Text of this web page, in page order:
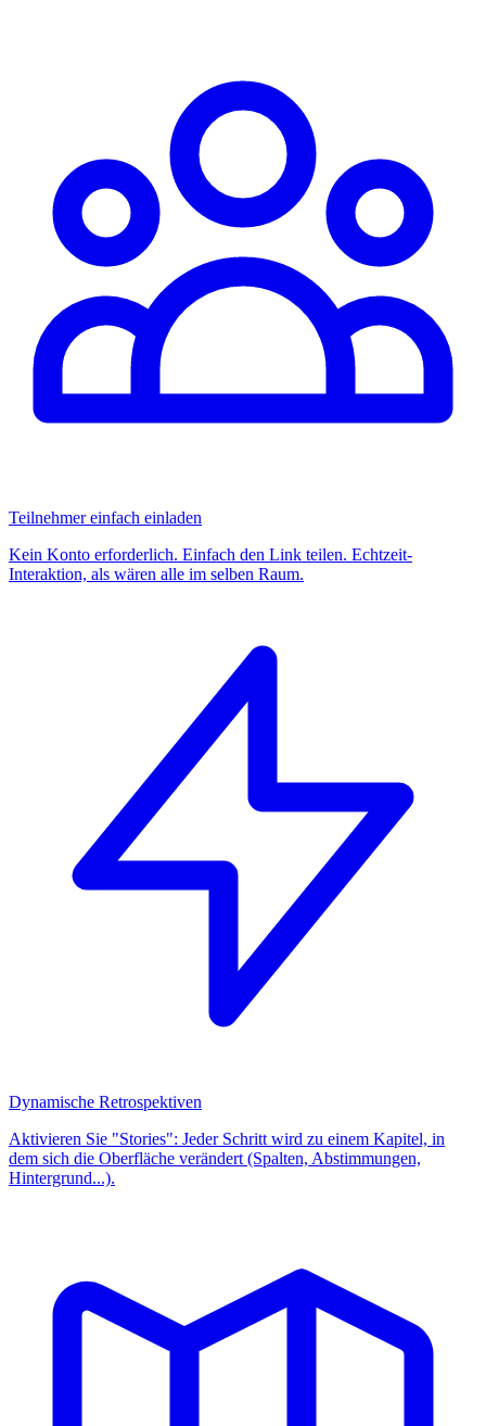
Teilnehmer einfach einladen
Kein Konto erforderlich. Einfach den Link teilen. Echtzeit-
Interaktion, als wären alle im selben Raum.
Dynamische Retrospektiven
Aktivieren Sie "Stories": Jeder Schritt wird zu einem Kapitel, in
dem sich die Oberfläche verändert (Spalten, Abstimmungen,
Hintergrund...).